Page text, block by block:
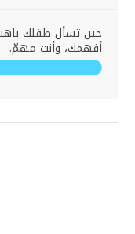
حين تسأل طفلك
أفهمك، وأنت مهمّ.